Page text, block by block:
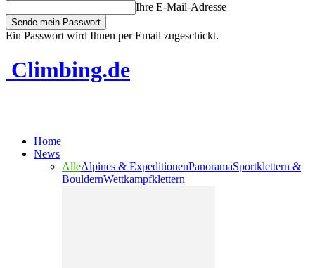
Ihre E-Mail-Adresse
Ein Passwort wird Ihnen per Email zugeschickt.
Climbing.de
Home
News
AlleAlpines & ExpeditionenPanoramaSportklettern &
BouldernWettkampfklettern